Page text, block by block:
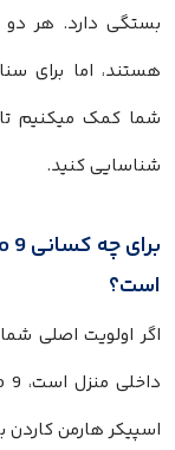
بستگی دارد. هر دو
هستند، اما برای
شما کمک میکنیم تا
شناسایی کنید.
است؟
اگر اولویت اصلی